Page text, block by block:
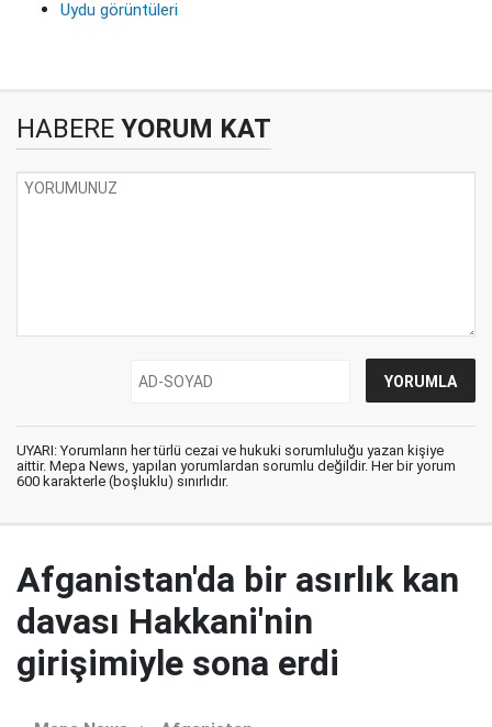
Uydu görüntüleri
HABERE YORUM KAT
UYARI: Yorumların her türlü cezai ve hukuki sorumluluğu yazan kişiye
aittir. Mepa News, yapılan yorumlardan sorumlu değildir. Her bir yorum
600 karakterle (boşluklu) sınırlıdır.
Afganistan'da bir asırlık kan
davası Hakkani'nin
girişimiyle sona erdi